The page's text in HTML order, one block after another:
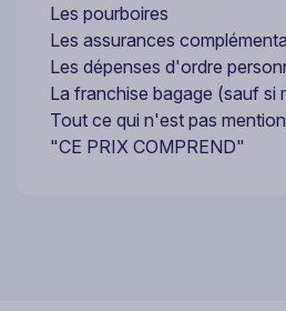
Les pourboires
Les assurances
Les dépenses d'ordre
La franchise bagage (sauf si
Tout ce qui n'est pas
"CE PRIX COMPREND"